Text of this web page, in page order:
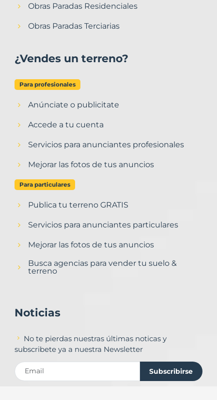
Obras Paradas Residenciales
Obras Paradas Terciarias
¿Vendes un terreno?
Para profesionales
Anúnciate o publicitate
Accede a tu cuenta
Servicios para anunciantes profesionales
Mejorar las fotos de tus anuncios
Para particulares
Publica tu terreno GRATIS
Servicios para anunciantes particulares
Mejorar las fotos de tus anuncios
Busca agencias para vender tu suelo &
terreno
Noticias
No te pierdas nuestras últimas noticas y
subscribete ya a nuestra Newsletter
Subscribirse